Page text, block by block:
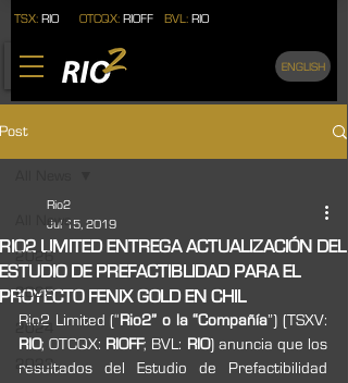
ENGLISH
TSX: RIO OTCQX: RIOFF BVL: RIO
Post
All News
2026
2025
2024
2023
RIO2 LIMITED ENTREGA ACTUALIZACIÓN DEL
ESTUDIO DE PREFACTIBLIDAD PARA EL
PROYECTO FENIX GOLD EN CHIL
Rio2
Jul 15, 2019
Rio2 Limited (“ Rio2” o la “Compañía
RIO; OTCQX: RIOFF; BVL: RIO) anuncia que los
resultados del Estudio de Prefactibilidad